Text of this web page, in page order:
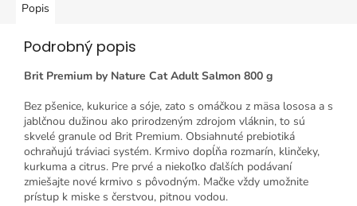
Popis
Podrobný popis
Brit Premium by Nature Cat Adult Salmon 800 g
Bez pšenice, kukurice a sóje, zato s omáčkou z mäsa lososa a s
jablčnou dužinou ako prirodzeným zdrojom vláknin, to sú
skvelé granule od Brit Premium. Obsiahnuté prebiotiká
ochraňujú tráviaci systém. Krmivo dopĺňa rozmarín, klinčeky,
kurkuma a citrus. Pre prvé a niekoľko ďalších podávaní
zmiešajte nové krmivo s pôvodným. Mačke vždy umožnite
prístup k miske s čerstvou, pitnou vodou.